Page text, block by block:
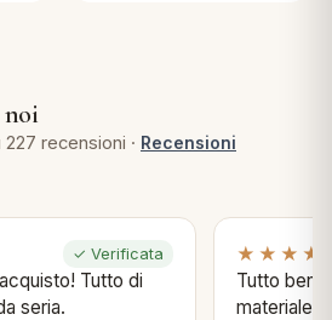
227 recensioni · Recensioni
✓ Verificata
Tutto di
seria.
Tutto bene
materiale .